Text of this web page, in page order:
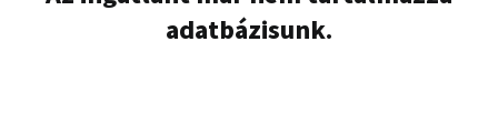
adatbázisunk.